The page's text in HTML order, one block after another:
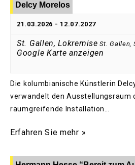
Delcy Morelos
21.03.2026 - 12.07.2027
St. Gallen, Lokremise St. Gallen,
Google Karte anzeigen
Die kolumbianische Künstlerin
verwandelt den Ausstellungsraum
raumgreifende Installation…
Erfahren Sie mehr »